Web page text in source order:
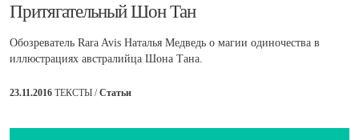
​Притягательный Шон Тан
Обозреватель Rara Avis Наталья Медведь о магии одиночества в
иллюстрациях австралийца Шона Тана.
23.11.2016 ТЕКСТЫ /Статьи